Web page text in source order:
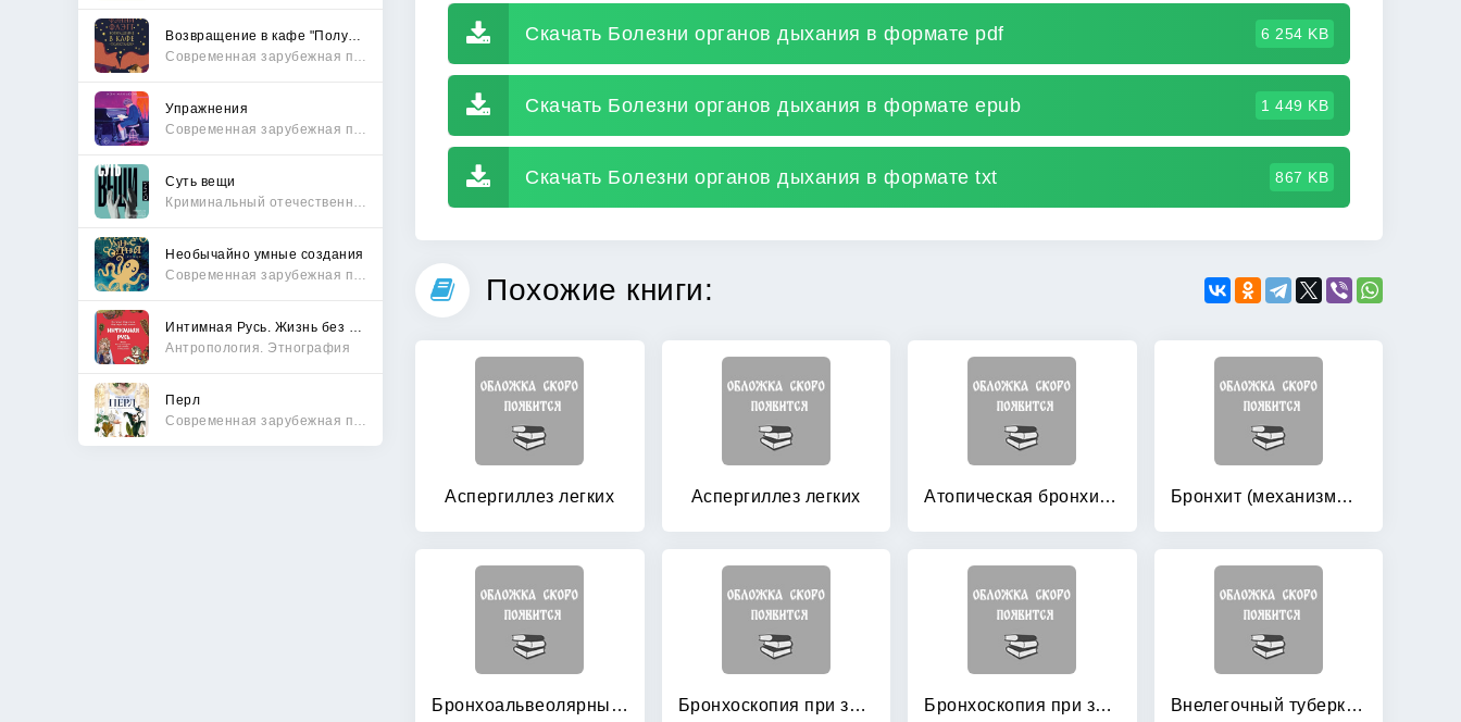
Упражнения
Суть вещи
Необычайно умные создания
Антропология. Этнография
Перл
Скачать Болезни органов дыхания в формате pdf 6 254 KB
Скачать Болезни органов дыхания в формате epub 1 449 KB
Скачать Болезни органов дыхания в формате txt 867 KB
Похожие книги:
Аспергиллез легких Аспергиллез легких Атопическая бронхиальная астма Бронхит (механизмы хронизации, лечение, профилактика)
Бронхоальвеолярный лаваж при диффузных поражениях легких Бронхоскопия при заболеваниях легких Бронхоскопия при заболеваниях легких Внелегочный туберкулез: Руководство для врачей